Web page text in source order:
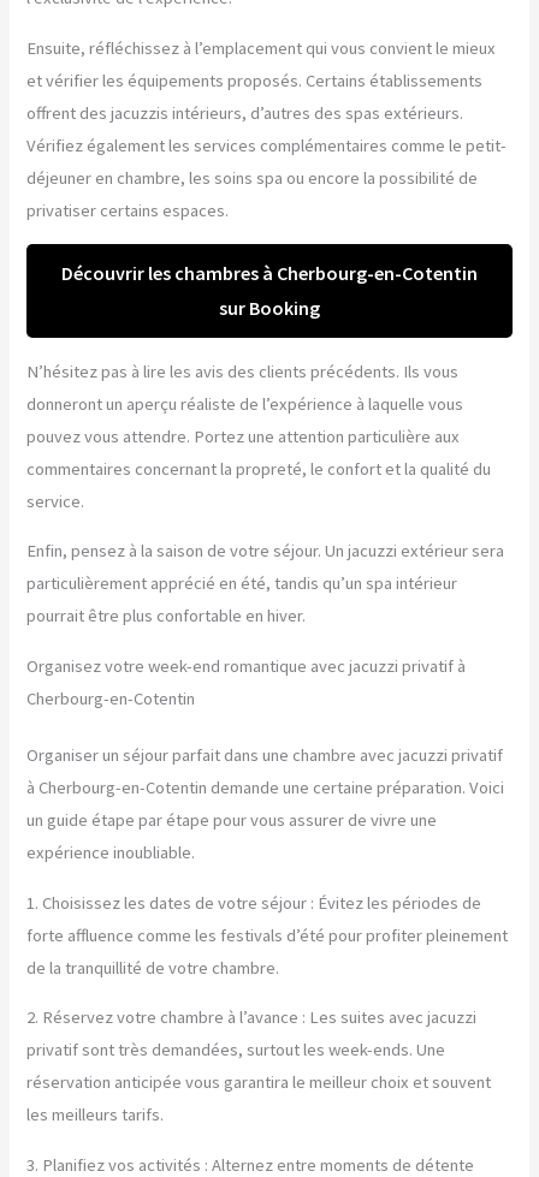
Ensuite, réfléchissez à l’emplacement qui vous convient le mieux
et vérifier les équipements proposés. Certains établissements
offrent des jacuzzis intérieurs, d’autres des spas extérieurs.
Vérifiez également les services complémentaires comme le petit-
déjeuner en chambre, les soins spa ou encore la possibilité de
privatiser certains espaces.
Découvrir les chambres à Cherbourg-en-Cotentin
sur Booking
N’hésitez pas à lire les avis des clients précédents. Ils vous
donneront un aperçu réaliste de l’expérience à laquelle vous
pouvez vous attendre. Portez une attention particulière aux
commentaires concernant la propreté, le confort et la qualité du
service.
Enfin, pensez à la saison de votre séjour. Un jacuzzi extérieur sera
particulièrement apprécié en été, tandis qu’un spa intérieur
pourrait être plus confortable en hiver.
Organisez votre week-end romantique avec jacuzzi privatif à
Cherbourg-en-Cotentin
Organiser un séjour parfait dans une chambre avec jacuzzi privatif
à Cherbourg-en-Cotentin demande une certaine préparation. Voici
un guide étape par étape pour vous assurer de vivre une
expérience inoubliable.
1. Choisissez les dates de votre séjour : Évitez les périodes de
forte affluence comme les festivals d’été pour profiter pleinement
de la tranquillité de votre chambre.
2. Réservez votre chambre à l’avance : Les suites avec jacuzzi
privatif sont très demandées, surtout les week-ends. Une
réservation anticipée vous garantira le meilleur choix et souvent
les meilleurs tarifs.
3. Planifiez vos activités : Alternez entre moments de détente